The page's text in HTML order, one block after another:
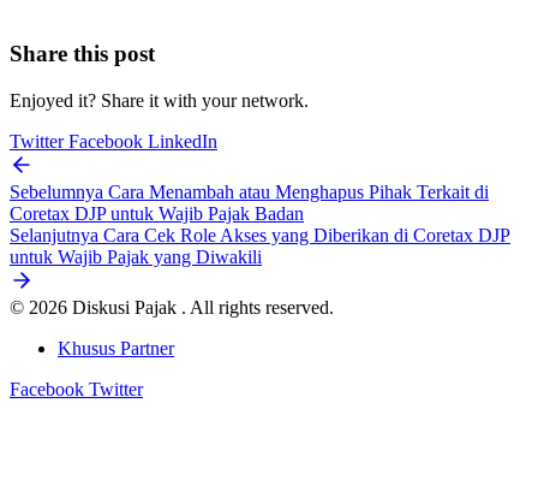
Share this post
Enjoyed it? Share it with your network.
TwitterFacebook LinkedIn
Sebelumnya Cara Menambah atau Menghapus Pihak Terkait di
Coretax DJP untuk Wajib Pajak Badan
Selanjutnya Cara Cek Role Akses yang Diberikan di Coretax DJP
untuk Wajib Pajak yang Diwakili
© 2026 Diskusi Pajak . All rights reserved.
Khusus Partner
Facebook Twitter